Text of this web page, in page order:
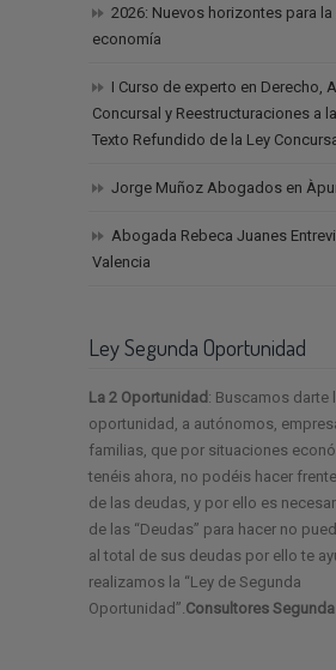
2026: Nuevos horizontes para
economía
I Curso de experto en Derecho,
Concursal y Reestructuraciones a
Texto Refundido de la Ley
Jorge Muñoz Abogados en
Abogada Rebeca Juanes
Valencia
Ley Segunda Oportunidad
La 2 Oportunidad : Buscamos darte
oportunidad, a autónomos,
familias, que por situaciones
tenéis ahora, no podéis hacer
de las deudas, y por ello es
de las “Deudas” para hacer no
al total de sus deudas por ello te
realizamos la “Ley de Segunda
Oportunidad”. Consultores